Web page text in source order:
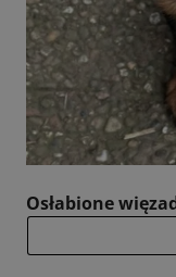
Osłabione